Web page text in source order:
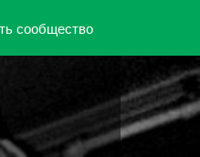
сообщество